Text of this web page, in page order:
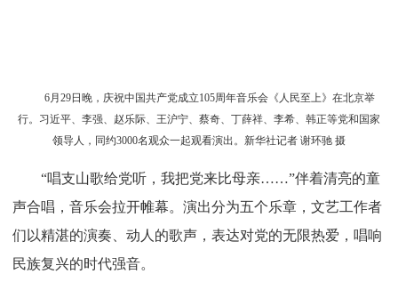
6月29日晚，庆祝中国共产党成立105周年音乐会《人民至上》在北京举
行。习近平、李强、赵乐际、王沪宁、蔡奇、丁薛祥、李希、韩正等党和国家
领导人，同约3000名观众一起观看演出。新华社记者 谢环驰 摄
“唱支山歌给党听，我把党来比母亲……”伴着清亮的童
声合唱，音乐会拉开帷幕。演出分为五个乐章，文艺工作者
们以精湛的演奏、动人的歌声，表达对党的无限热爱，唱响
民族复兴的时代强音。